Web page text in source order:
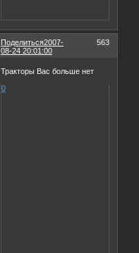
Поделиться 563
2007-
08-24 20:01:00
Тракторы Вас больше нет
0